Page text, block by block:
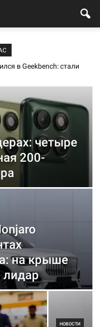
в Geekbench: стали
четыре
200-
на крыше
лидар
НОВОСТИ